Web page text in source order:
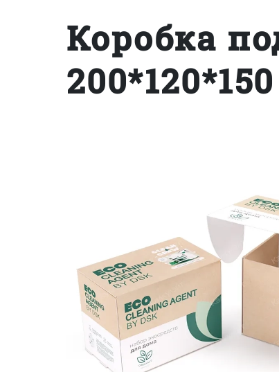
Коробка